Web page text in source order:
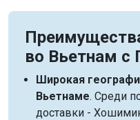
во Вьетнам с
Широкая
Вьетнаме. Среди
доставки -